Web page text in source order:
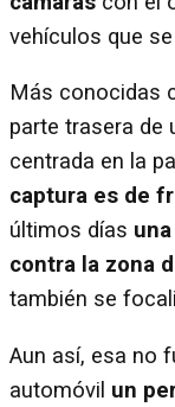
vehículos que
Más conocidas
parte trasera de
centrada en la
captura es de
últimos días
contra la zona
también se
Aun así, esa no
automóvil un